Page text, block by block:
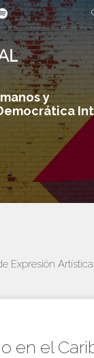
y
Expresión Artística
en el